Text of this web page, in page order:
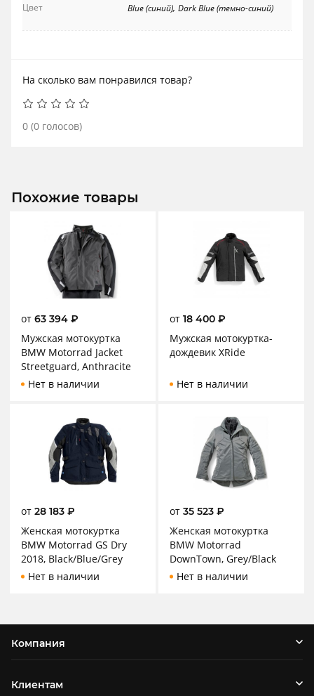
Цвет Blue (синий), Dark Blue (темно-синий)
На сколько вам понравился товар?
0 (0 голосов)
Похожие товары
от 63 394 ₽
Мужская мотокуртка
BMW Motorrad Jacket
Streetguard, Anthracite
Нет в наличии
от 18 400 ₽
Мужская мотокуртка-
дождевик XRide
Нет в наличии
от 28 183 ₽
Женская мотокуртка
BMW Motorrad GS Dry
2018, Black/Blue/Grey
Нет в наличии
от 35 523 ₽
Женская мотокуртка
BMW Motorrad
DownTown, Grey/Black
Нет в наличии
Компания
Клиентам